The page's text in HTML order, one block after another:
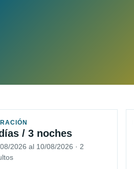
/ 3 noches
2026 al 10/08/2026 · 2